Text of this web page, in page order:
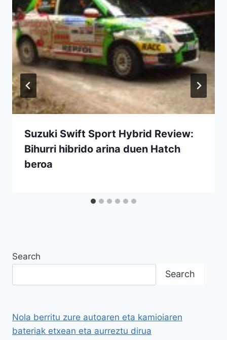
Suzuki Swift Sport Hybrid Review:
Bihurri hibrido arina duen Hatch
beroa
Search
Search
Nola berritu zure autoaren eta kamioiaren
bateriak etxean eta aurreztu dirua